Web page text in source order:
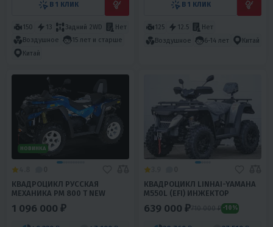
В 1 КЛИК
150 13 Задний 2WD
Нет
Воздушное
15 лет и старше
Китай
В 1 КЛИК
125 12.5
Нет
Воздушное
6-14 лет Китай
НОВИНКА
КВАДРОЦИКЛ РУССКАЯ
МЕХАНИКА РМ 800 Т NEW
1 096 000 ₽
КВАДРОЦИКЛ LINHAI-YAMAHA
M550L (EFI) ИНЖЕКТОР
639 000 ₽710 000 ₽ -10%